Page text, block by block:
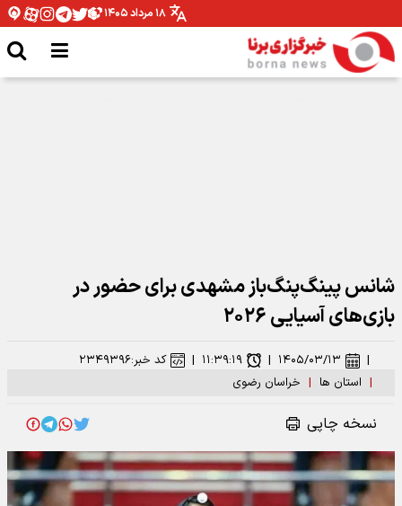
۱۸ مرداد ۱۴۰۵
شانس پینگ‌پنگ‌باز مشهدی برای حضور در
بازی‌های آسیایی ۲۰۲۶
| استان ها | خراسان رضوی
| ۱۴۰۵/۰۳/۱۳ | ۱۱:۳۹:۱۹ | کد خبر:۲۳۴۹۳۹۶
نسخه چاپی